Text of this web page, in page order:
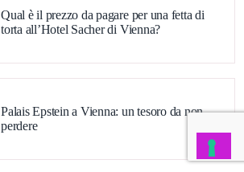
Qual è il prezzo da pagare per una fetta di
torta all’Hotel Sacher di Vienna?
Palais Epstein a Vienna: un tesoro da non
perdere